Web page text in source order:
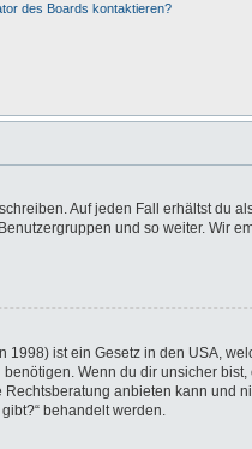
des Boards kontaktieren?
Auf jeden Fall erhältst du
und so weiter. Wir
ist ein Gesetz in den USA,
Wenn du dir unsicher
anbieten kann und
behandelt werden.